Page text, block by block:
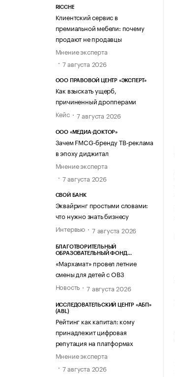
RICCHE
Клиентский сервис в
премиальной мебели: почему
продают не продавцы
Мнение эксперта
7 августа 2026
ООО ПРАВОВОЙ ЦЕНТР «ЭКСПЕРТ»
Как взыскать ущерб,
причиненный дропперами
Кейс
7 августа 2026
ООО «МЕДИА-ДОКТОР»
Зачем FMCG-бренду ТВ-реклама
в эпоху диджитал
Мнение эксперта
7 августа 2026
СВОЙ БАНК
Эквайринг простыми словами:
что нужно знать бизнесу
Интервью
7 августа 2026
БЛАГОТВОРИТЕЛЬНЫЙ
ОБРАЗОВАТЕЛЬНЫЙ ФОНД
«Мархамат» провел летние
смены для детей с ОВЗ
Новость
7 августа 2026
ИССЛЕДОВАТЕЛЬСКИЙ ЦЕНТР «АБП»
(ABL)
Рейтинг как капитал: кому
принадлежит цифровая
репутация на платформах
Мнение эксперта
7 августа 2026